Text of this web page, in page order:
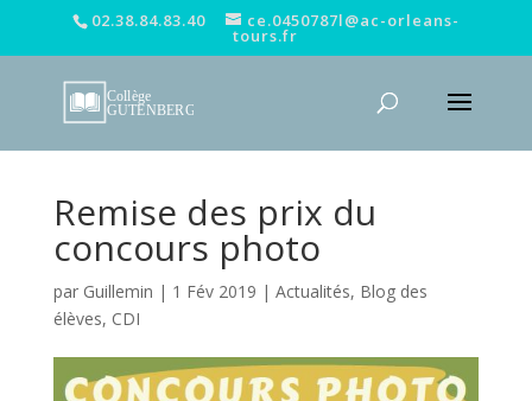
02.38.84.83.40 ce.0450787l@ac-orleans-
tours.fr
Remise des prix du
concours photo
par Guillemin | 1 Fév 2019 | Actualités, Blog des
élèves, CDI